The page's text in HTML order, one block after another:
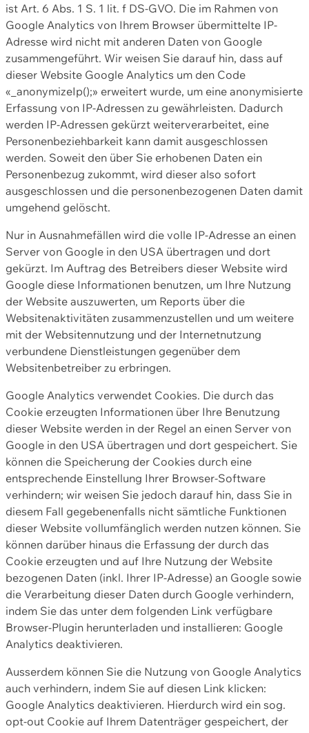
ist Art. 6 Abs. 1 S. 1 lit. f DS-GVO. Die im Rahmen von
Google Analytics von Ihrem Browser übermittelte IP-
Adresse wird nicht mit anderen Daten von Google
zusammengeführt. Wir weisen Sie darauf hin, dass auf
dieser Website Google Analytics um den Code
«_anonymizeIp();» erweitert wurde, um eine anonymisierte
Erfassung von IP-Adressen zu gewährleisten. Dadurch
werden IP-Adressen gekürzt weiterverarbeitet, eine
Personenbeziehbarkeit kann damit ausgeschlossen
werden. Soweit den über Sie erhobenen Daten ein
Personenbezug zukommt, wird dieser also sofort
ausgeschlossen und die personenbezogenen Daten damit
umgehend gelöscht.
Nur in Ausnahmefällen wird die volle IP-Adresse an einen
Server von Google in den USA übertragen und dort
gekürzt. Im Auftrag des Betreibers dieser Website wird
Google diese Informationen benutzen, um Ihre Nutzung
der Website auszuwerten, um Reports über die
Websitenaktivitäten zusammenzustellen und um weitere
mit der Websitennutzung und der Internetnutzung
verbundene Dienstleistungen gegenüber dem
Websitenbetreiber zu erbringen.
Google Analytics verwendet Cookies. Die durch das
Cookie erzeugten Informationen über Ihre Benutzung
dieser Website werden in der Regel an einen Server von
Google in den USA übertragen und dort gespeichert. Sie
können die Speicherung der Cookies durch eine
entsprechende Einstellung Ihrer Browser-Software
verhindern; wir weisen Sie jedoch darauf hin, dass Sie in
diesem Fall gegebenenfalls nicht sämtliche Funktionen
dieser Website vollumfänglich werden nutzen können. Sie
können darüber hinaus die Erfassung der durch das
Cookie erzeugten und auf Ihre Nutzung der Website
bezogenen Daten (inkl. Ihrer IP-Adresse) an Google sowie
die Verarbeitung dieser Daten durch Google verhindern,
indem Sie das unter dem folgenden Link verfügbare
Browser-Plugin herunterladen und installieren: Google
Analytics deaktivieren.
Ausserdem können Sie die Nutzung von Google Analytics
auch verhindern, indem Sie auf diesen Link klicken:
Google Analytics deaktivieren. Hierdurch wird ein sog.
opt-out Cookie auf Ihrem Datenträger gespeichert, der